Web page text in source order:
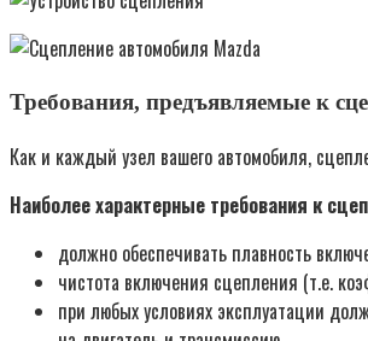
Требования, предъявляемые к
Как и каждый узел вашего автомобиля,
Наиболее характерные требования к
должно обеспечивать плавность
чистота включения сцепления (т.е.
при любых условиях эксплуатации